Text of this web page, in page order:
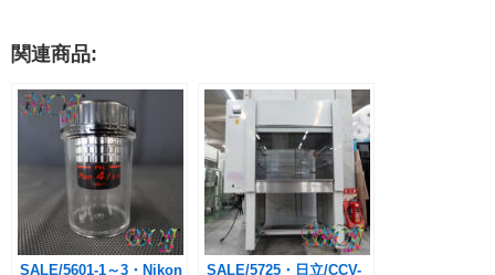
関連商品:
SALE/5601-1～3・Nikon
SALE/5725・日立/CCV-